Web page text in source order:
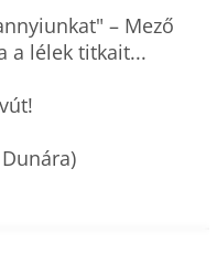
– Mező
a lélek titkait...